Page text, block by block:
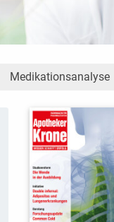
Medikationsanalyse